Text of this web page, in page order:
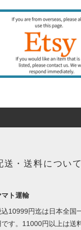
送・送料について
マト運輸
込10999円迄は日本全国
です。11000円以上は送